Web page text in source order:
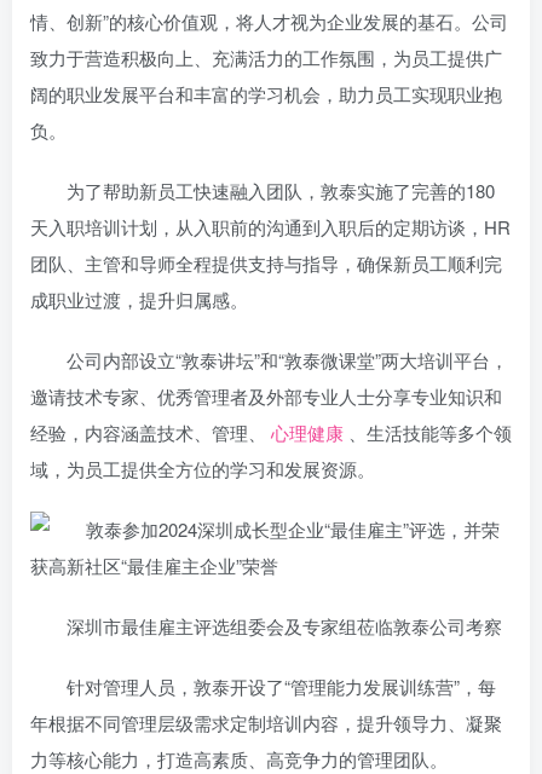
情、创新”的核心价值观，将人才视为企业发展的基石。公司
致力于营造积极向上、充满活力的工作氛围，为员工提供广
阔的职业发展平台和丰富的学习机会，助力员工实现职业抱
负。
为了帮助新员工快速融入团队，敦泰实施了完善的180
天入职培训计划，从入职前的沟通到入职后的定期访谈，HR
团队、主管和导师全程提供支持与指导，确保新员工顺利完
成职业过渡，提升归属感。
公司内部设立“敦泰讲坛”和“敦泰微课堂”两大培训平台，
邀请技术专家、优秀管理者及外部专业人士分享专业知识和
经验，内容涵盖技术、管理、 心理健康 、生活技能等多个领
域，为员工提供全方位的学习和发展资源。
深圳市最佳雇主评选组委会及专家组莅临敦泰公司考察
针对管理人员，敦泰开设了“管理能力发展训练营”，每
年根据不同管理层级需求定制培训内容，提升领导力、凝聚
力等核心能力，打造高素质、高竞争力的管理团队。